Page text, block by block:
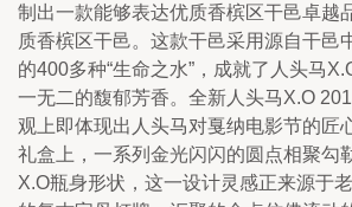
制出一款能够表达优质香槟区干邑卓越
质香槟区干邑。这款干邑采用源自干邑
的400多种“生命之水”，成就了人头马
一无二的馥郁芳香。全新人头马X.O
观上即体现出人头马对戛纳电影节的匠
礼盒上，一系列金光闪闪的圆点相聚勾
X.O瓶身形状，这一设计灵感正来源于